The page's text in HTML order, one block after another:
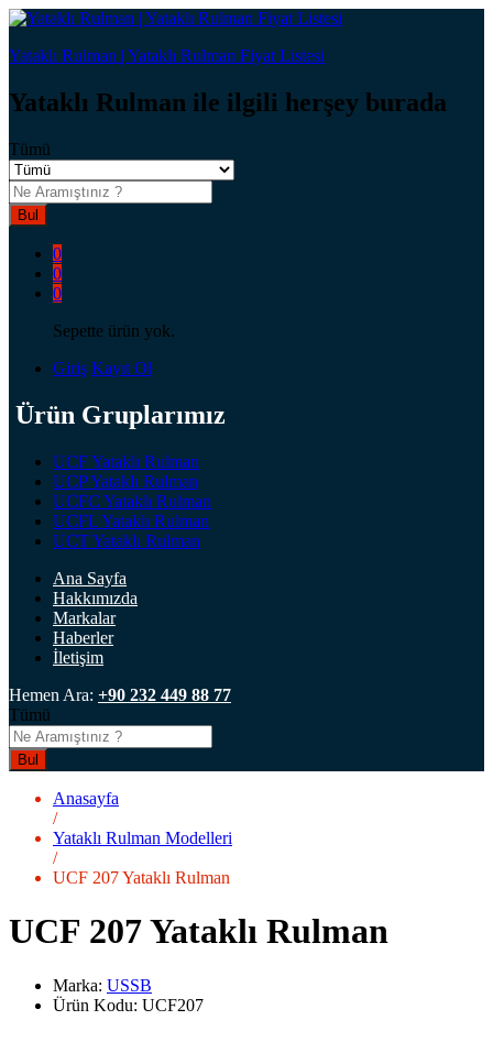
Yataklı Rulman | Yataklı Rulman Fiyat Listesi
Yataklı Rulman ile ilgili herşey burada
Tümü
Bul
0
0
0
Sepette ürün yok.
Giriş Kayıt Ol
Ürün Gruplarımız
UCF Yataklı Rulman
UCP Yataklı Rulman
UCFC Yataklı Rulman
UCFL Yataklı Rulman
UCT Yataklı Rulman
Ana Sayfa
Hakkımızda
Markalar
Haberler
İletişim
Hemen Ara: +90 232 449 88 77
Tümü
Bul
Anasayfa
/
Yataklı Rulman Modelleri
/
UCF 207 Yataklı Rulman
UCF 207 Yataklı Rulman
Marka: USSB
Ürün Kodu: UCF207